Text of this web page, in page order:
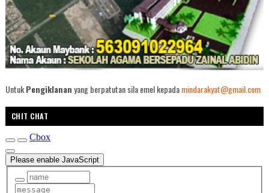
UntukPengiklananyang berpatutan sila emel kepadamindarakyat@gmail.com
CHIT CHAT